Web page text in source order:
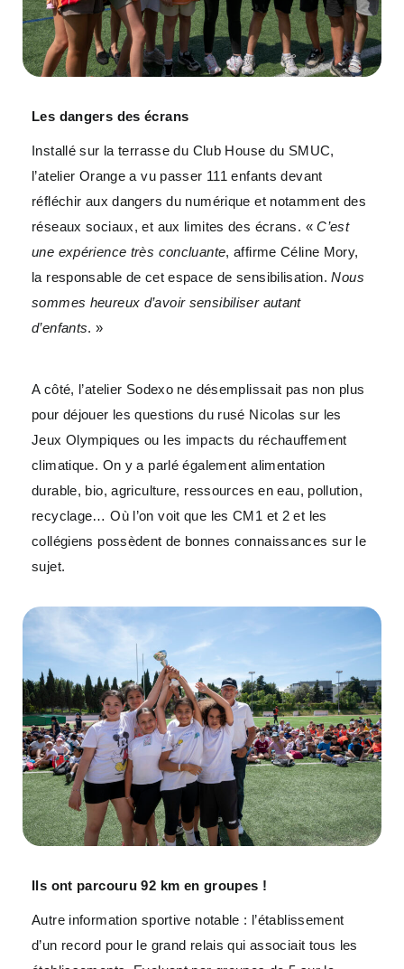
Les dangers des écrans
Installé sur la terrasse du Club House du SMUC,
l’atelier Orange a vu passer 111 enfants devant
réfléchir aux dangers du numérique et notamment des
réseaux sociaux, et aux limites des écrans. «C’est
une expérience très concluante, affirme Céline Mory,
la responsable de cet espace de sensibilisation.Nous
sommes heureux d’avoir sensibiliser autant
d’enfants. »
A côté, l’atelier Sodexo ne désemplissait pas non plus
pour déjouer les questions du rusé Nicolas sur les
Jeux Olympiques ou les impacts du réchauffement
climatique. On y a parlé également alimentation
durable, bio, agriculture, ressources en eau, pollution,
recyclage… Où l’on voit que les CM1 et 2 et les
collégiens possèdent de bonnes connaissances sur le
sujet.
Ils ont parcouru 92 km en groupes !
Autre information sportive notable : l’établissement
d’un record pour le grand relais qui associait tous les